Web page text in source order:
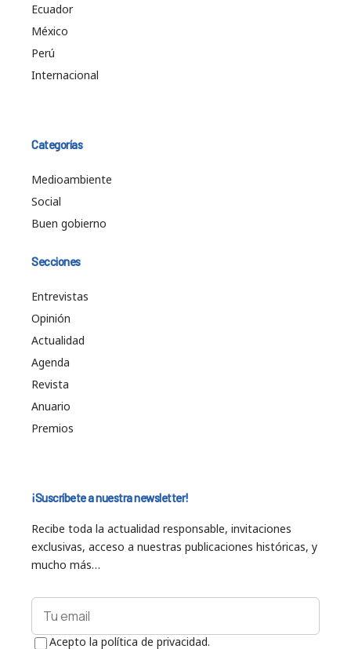
Ecuador
México
Perú
Internacional
Categorías
Medioambiente
Social
Buen gobierno
Secciones
Entrevistas
Opinión
Actualidad
Agenda
Revista
Anuario
Premios
¡Suscríbete a nuestra newsletter!
Recibe toda la actualidad responsable, invitaciones
exclusivas, acceso a nuestras publicaciones históricas, y
mucho más…
Acepto la política de privacidad.